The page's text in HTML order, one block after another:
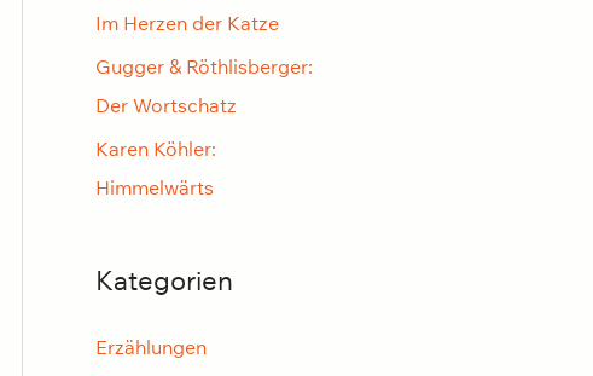
:Im Herzen der Katze
Gugger & Röthlisberger:
Der Wortschatz
Karen Köhler:
Himmelwärts
Kategorien
Erzählungen